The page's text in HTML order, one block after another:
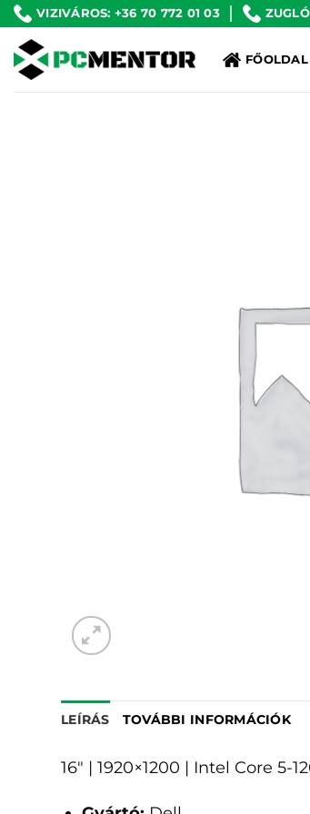
Skip
content
VIZIVÁROS: +36 70 772 01 03
FŐOLDAL
LEÍRÁS TOVÁBBI INFORMÁCIÓK
16" | 1920×1200 | Intel Core 5-